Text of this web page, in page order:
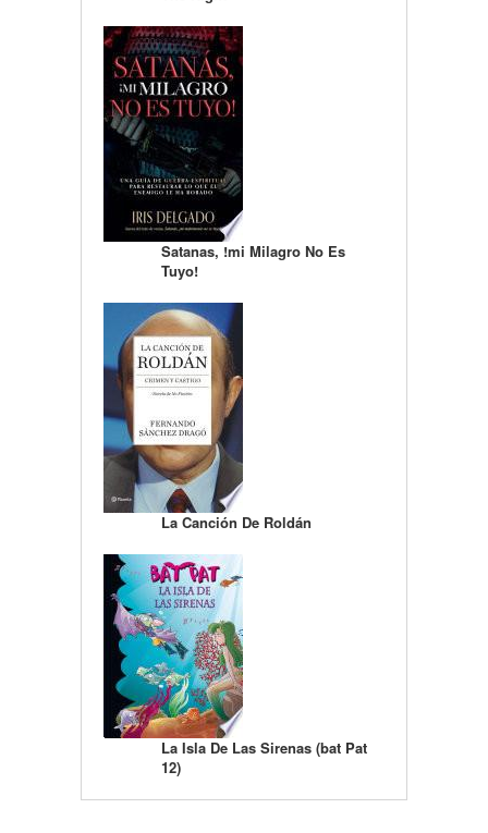
Satanas, !mi Milagro No Es
Tuyo!
La Canción De Roldán
La Isla De Las Sirenas (bat Pat
12)